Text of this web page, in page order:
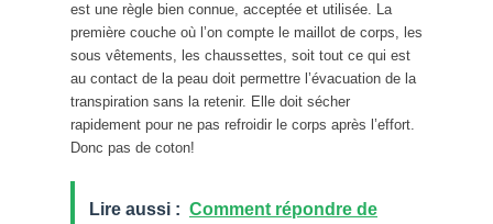
est une règle bien connue, acceptée et utilisée. La
première couche où l’on compte le maillot de corps, les
sous vêtements, les chaussettes, soit tout ce qui est
au contact de la peau doit permettre l’évacuation de la
transpiration sans la retenir. Elle doit sécher
rapidement pour ne pas refroidir le corps après l’effort.
Donc pas de coton!
Lire aussi : Comment répondre de